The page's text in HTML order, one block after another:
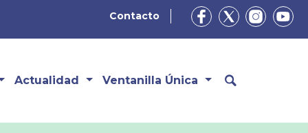
Contacto
Actualidad Ventanilla Única